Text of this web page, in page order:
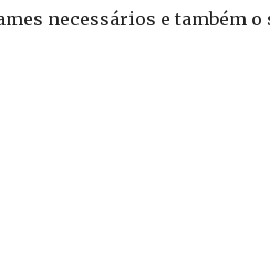
necessários e também